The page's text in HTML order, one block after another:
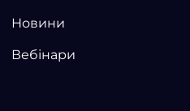
Новини
Вебінари